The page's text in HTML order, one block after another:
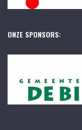
ONZE SPONSORS: